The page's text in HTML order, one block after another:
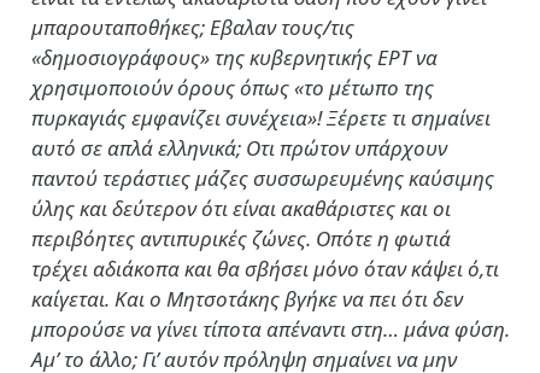
μπαρουταποθήκες; Εβαλαν τους/τις
«δημοσιογράφους» της κυβερνητικής ΕΡΤ να
χρησιμοποιούν όρους όπως «το μέτωπο της
πυρκαγιάς εμφανίζει συνέχεια»! Ξέρετε τι σημαίνει
αυτό σε απλά ελληνικά; Οτι πρώτον υπάρχουν
παντού τεράστιες μάζες συσσωρευμένης καύσιμης
ύλης και δεύτερον ότι είναι ακαθάριστες και οι
περιβόητες αντιπυρικές ζώνες. Οπότε η φωτιά
τρέχει αδιάκοπα και θα σβήσει μόνο όταν κάψει ό,τι
καίγεται. Και ο Μητσοτάκης βγήκε να πει ότι δεν
μπορούσε να γίνει τίποτα απέναντι στη… μάνα φύση.
Αμ’ το άλλο; Γι’ αυτόν πρόληψη σημαίνει να μην